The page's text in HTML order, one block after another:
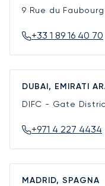
9 Rue du
+33 1 89 16 40 70
DUBAI, EMIRATI
DIFC - Gate
+971 4 227 4434
MADRID, SPAGNA